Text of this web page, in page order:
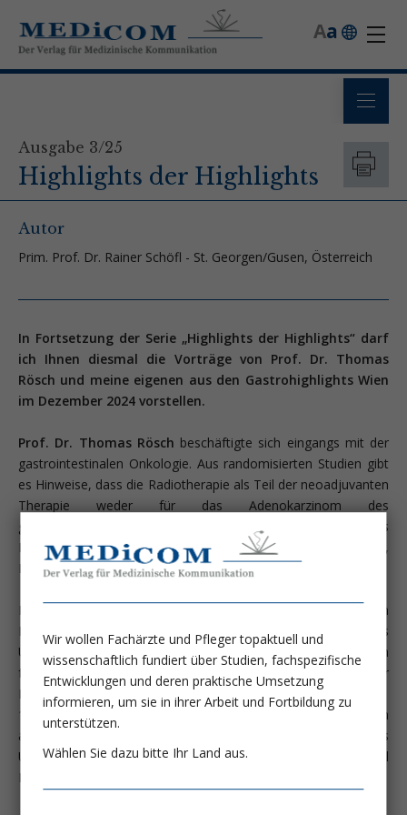
a
A
Ausgabe 3/25
Highlights der Highlights
Autor
Prim. Prof. Dr. Rainer Schöfl - St. Georgen/Gusen, Österreich
In Fortsetzung der Serie „Highlights der Highlights“ darf
ich Ihnen diesmal die Vorträge von Prof. Dr. Thomas
Rösch und meine eigenen aus den Gastrohighlights Wien
im Dezember 2024 vorstellen.
Prof. Dr. Thomas Rösch beschäftigte sich eingangs mit der
gastrointestinalen Onkologie. Aus randomisierten Studien gibt
es Hinweise, dass die Radiotherapie als Teil der neoadjuvanten
Therapie weder für das Adenokarzinom des
gastroösophagealen Übergangs noch für das
Plattenepithelkarzinom einen Zusatznutzen bringt (Leong,
NEJM 2024; Kato, Lancet 2024).
Eine Immuntherapie mit Nivolumab beim fortgeschrittenen
Plattenepithelkarzinom des Ösophagus verbessert das
Überleben deutlich (15,4 vs. 9,1 mo) (Doki, NEJM 2022). Beim
fortgeschrittenen Magenkarzinom sind die Ergebnisse für
Pembrolizumab weniger überzeugend (12,9 vs.
11,5 mo) (Rha, Lancet Oncol 2023), ebenso für Nivolumab im
adjuvanten Setting des Magenkarzinoms (3-Jahre-rezidivfreies
Überleben 68,4% vs. 65,3%) (Kang, Lancet Gastro­enterol
Hepatol 2024).
Wir wollen Fachärzte und Pfleger topaktuell und
wissenschaftlich fundiert über Studien, fachspezifische
Entwicklungen und deren praktische Umsetzung
informieren, um sie in ihrer Arbeit und Fortbildung zu
unterstützen.
Wählen Sie dazu bitte Ihr Land aus.